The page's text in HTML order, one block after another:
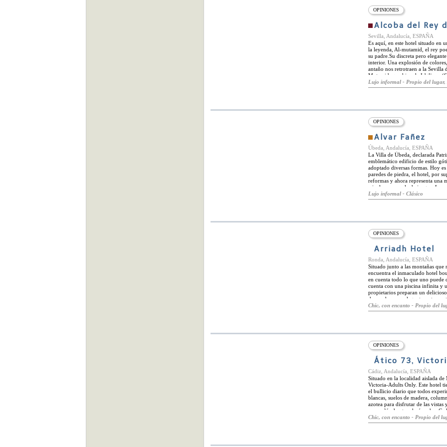
OPINIONES
Alcoba del Rey
Sevilla, Andalucía, ESPAÑA
Es aquí, en este hotel situado en
la leyenda, Al-mutamid, el rey
su padre.Su discreta pero
interior. Una explosión de
antaño nos retrotraen a la
Mutamid, que hizo de Isbiliyya
estructura arquitectónica, basada
ocho siglos, se compone de un
estancias: la recepción, sala de
Lujo informal - Propio del lugar,
OPINIONES
Alvar Fañez
Úbeda, Andalucía, ESPAÑA
La Villa de Úbeda, declarada
emblemático edificio de estilo
adoptado diversas formas. Hoy
paredes de piedra, el hotel, por
reformas y ahora representa
e incluso una sala de juegos. Las
través de toques de vigas y
de mármol y madera. Las
de ensueño. Al estar situado en
uno pueda desear. La cocina
se redescubre a través de las
Lujo informal - Clásico
OPINIONES
Arriadh Hotel
Ronda, Andalucía, ESPAÑA
Situado junto a las montañas que
encuentra el inmaculado hotel
en cuenta todo lo que uno puede
cuenta con una piscina infinita y
propietarios preparan un
demanda en su elegante
equipados con hamacas para
representan la arquitectura y la
han sido renovadas para ofrecer
una terraza o balcón privado
Situado a poca distancia de
buscan aventura, hay una gran
inmediaciones o en la Sierra de las
Chic, con encanto - Propio del
OPINIONES
Ático 73,
Cádiz, Andalucía, ESPAÑA
Situado en la localidad aislada
Victoria-Adults Only. Este hotel
el bullicio diario que todos
blancas, suelos de madera,
azotea para disfrutar de las
compañía de otros huéspedes.
tiempo que se sentirá mimado.
habitaciones grandes y suites.
ordenadas. Aunque muchos de
privadas y ofrecen una
muchas de las principales
Chic, con encanto - Propio del